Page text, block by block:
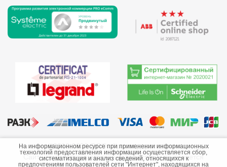
©2013-2026 ООО «Краснодарэлектро»
Сайт носит информационный характер и не является
На информационном ресурсе при применении информационных
технологий предоставления информации осуществляется сбор,
систематизация и анализ сведений, относящихся к
предпочтениям пользователей сети "Интернет", находящихся на